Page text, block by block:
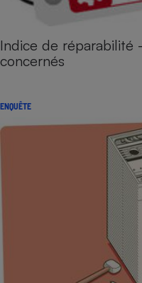
Indice de réparabilité
concernés
ENQUÊTE